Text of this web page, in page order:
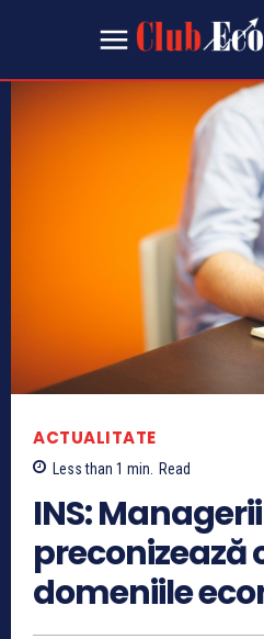
ACTUALITATE
Less than 1 min. Read
INS: Managerii
preconizează
domeniile